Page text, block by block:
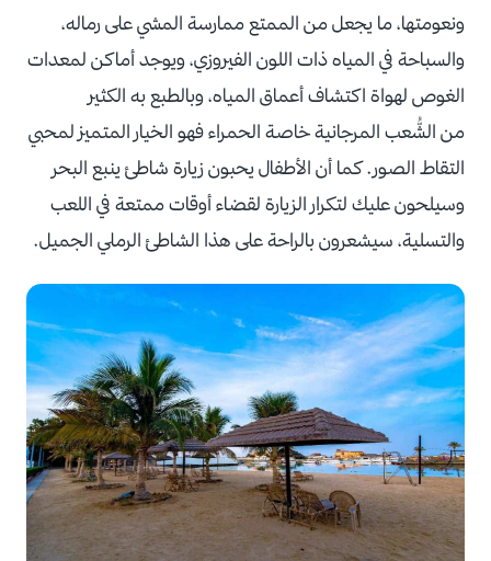
ونعومتها، ما يجعل من الممتع ممارسة المشي على رماله،
والسباحة في المياه ذات اللون الفيروزي، ويوجد أماكن لمعدات
الغوص لهواة اكتشاف أعماق المياه، وبالطبع به الكثير
من الشُّعب المرجانية خاصة الحمراء فهو الخيار المتميز لمحبي
التقاط الصور. كما أن الأطفال يحبون زيارة شاطئ ينبع البحر
وسيلحون عليك لتكرار الزيارة لقضاء أوقات ممتعة في اللعب
والتسلية، سيشعرون بالراحة على هذا الشاطئ الرملي الجميل.